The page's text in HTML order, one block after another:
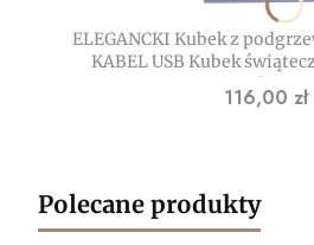
ELEGANCKI Kubek z
KABEL USB Kubek
srebrny
Cena
116,00 zł
Polecane produkty